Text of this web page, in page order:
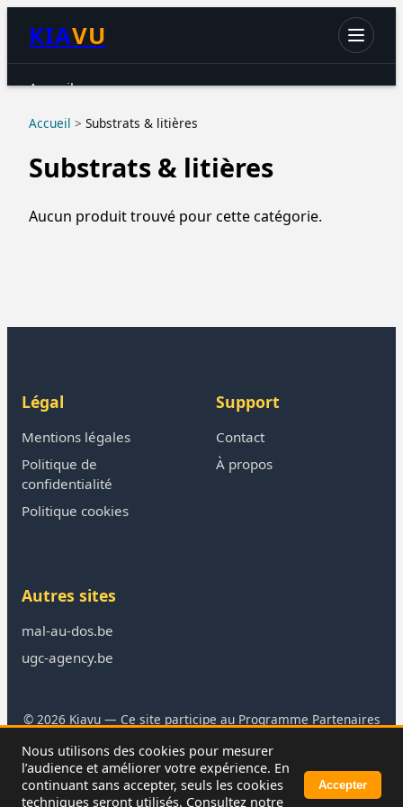
KIAVU
Accueil
Chats
Petits animaux
Oiseaux
Accueil > Substrats & litières
Substrats & litières
Aucun produit trouvé pour cette catégorie.
Légal
Mentions légales
Politique de
confidentialité
Politique cookies
Support
Contact
À propos
Autres sites
mal-au-dos.be
ugc-agency.be
© 2026 Kiavu — Ce site participe au Programme Partenaires
En tant que Partenaire Amazon, je réalise un bénéfice sur les
achats remplissant les conditions requises.
Nous utilisons des cookies pour mesurer
l’audience et améliorer votre expérience. En
continuant sans accepter, seuls les cookies
techniques seront utilisés. Consultez notre
Accepter